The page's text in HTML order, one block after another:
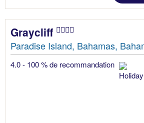
Graycliff
Paradise Island, Bahamas,
4.0 - 100 % de recommandation